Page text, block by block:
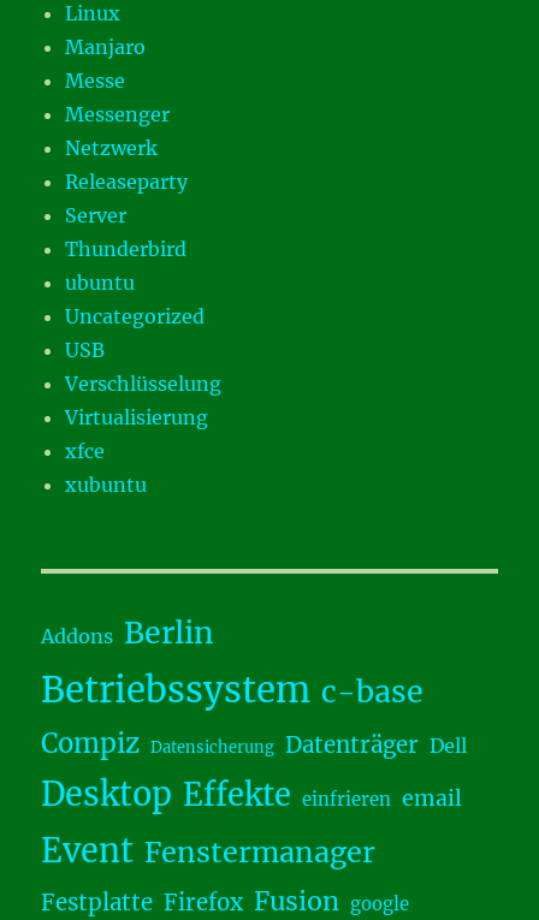
Linux
Manjaro
Messe
Messenger
Netzwerk
Releaseparty
Server
Thunderbird
ubuntu
Uncategorized
USB
Verschlüsselung
Virtualisierung
xfce
xubuntu
Addons Berlin
Betriebssystem c-base
Compiz Datensicherung Datenträger Dell
Desktop Effekte einfrieren email
Event Fenstermanager
Festplatte Firefox Fusion google